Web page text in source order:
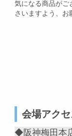
気になる商品がご
さいますよう、お
会場アクセ
◆阪神梅田本